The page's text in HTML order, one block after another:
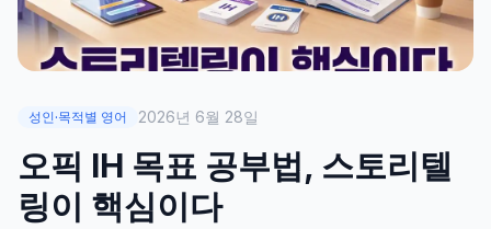
성인·목적별 영어 2026년 6월 28일
오픽 IH 목표 공부법, 스토리텔
링이 핵심이다